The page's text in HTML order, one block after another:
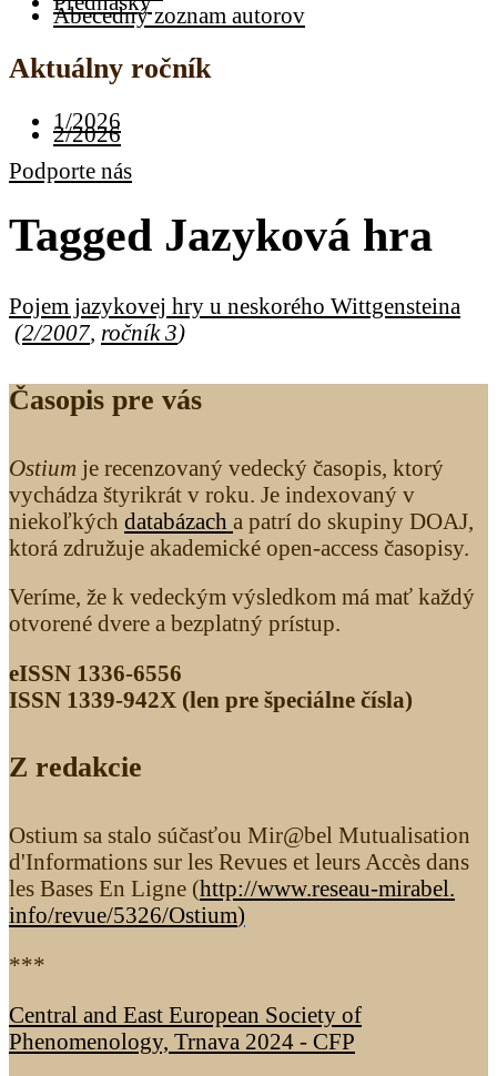
Abecedný zoznam autorov
Aktuálny ročník
1/2026
2/2026
Podporte nás
Tagged Jazyková hra
Pojem jazykovej hry u neskorého Wittgensteina
(2/2007, ročník 3)
Časopis pre vás
Ostium je recenzovaný vedecký časopis, ktorý
vychádza štyrikrát v roku. Je indexovaný v
niekoľkých databázach a patrí do skupiny DOAJ,
ktorá združuje akademické open-access časopisy.
Veríme, že k vedeckým výsledkom má mať každý
otvorené dvere a bezplatný prístup.
eISSN 1336-6556
ISSN 1339­-942X (len pre špeciálne čísla)
Z redakcie
Ostium sa stalo súčasťou Mir@bel Mutualisation
d'Informations sur les Revues et leurs Accès dans
les Bases En Ligne (http://www.reseau-mirabel.
info/revue/5326/Ostium)
***
Central and East European Society of
Phenomenology, Trnava 2024 - CFP